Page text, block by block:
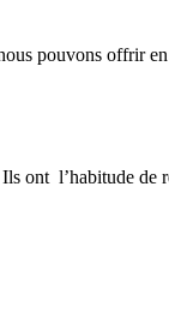
pouvons offrir
l’habitude